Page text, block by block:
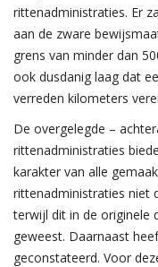
rittenadministraties. Er
aan de zware
grens van minder dan
ook dusdanig laag dat
verreden kilometers
De overgelegde –
rittenadministraties
karakter van alle
rittenadministraties niet
terwijl dit in de originele
geweest. Daarnaast
geconstateerd. Voor